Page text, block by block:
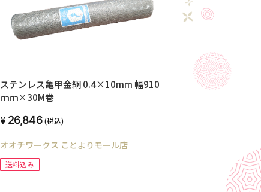
ステンレス亀甲金網 0.4×10mm 幅910
ｍｍ×30M巻
26,846(税込)
オオチワークス ことよりモール店
送料込み